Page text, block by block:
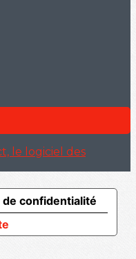
le logiciel des
confidentialité